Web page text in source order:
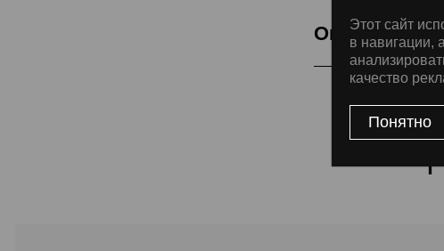
Описание
Подкладка Classic
Этот сайт
в навигации,
качество
Понятно